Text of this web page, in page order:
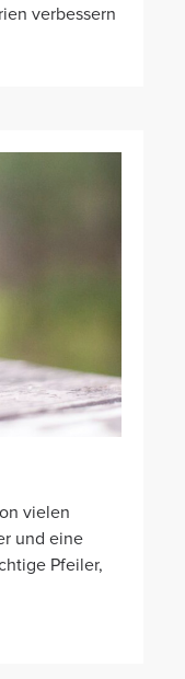
verbessern
vielen
und eine
Pfeiler,